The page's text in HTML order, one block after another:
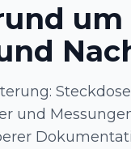
und